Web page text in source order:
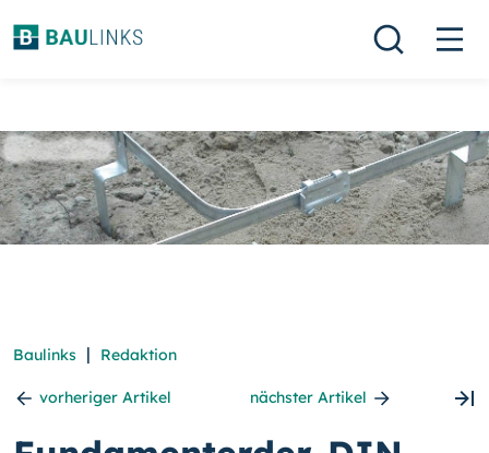
Baulinks | Redaktion
vorheriger Artikel nächster Artikel